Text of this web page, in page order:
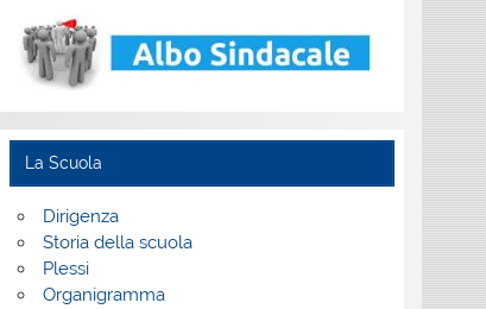
La Scuola
Dirigenza
Storia della scuola
Plessi
Organigramma